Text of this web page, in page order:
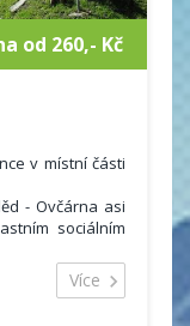
od 260,- Kč
v místní části
- Ovčárna asi
sociálním
s televizí,
s ohništěm.
Více